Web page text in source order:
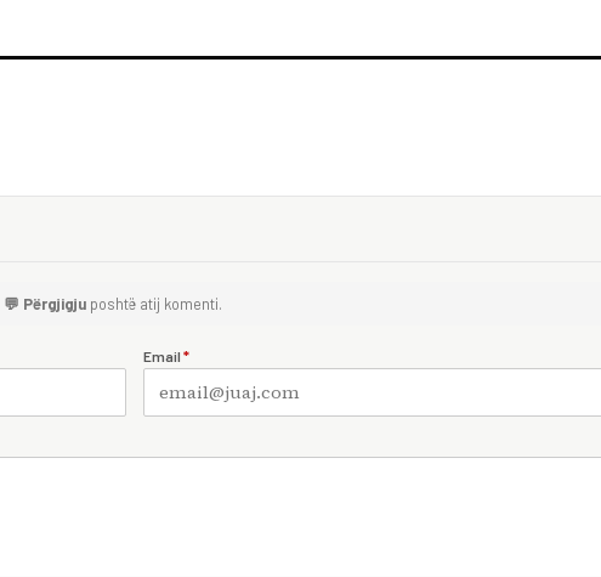
💬 Përgjigju poshtë atij komenti.
Email *